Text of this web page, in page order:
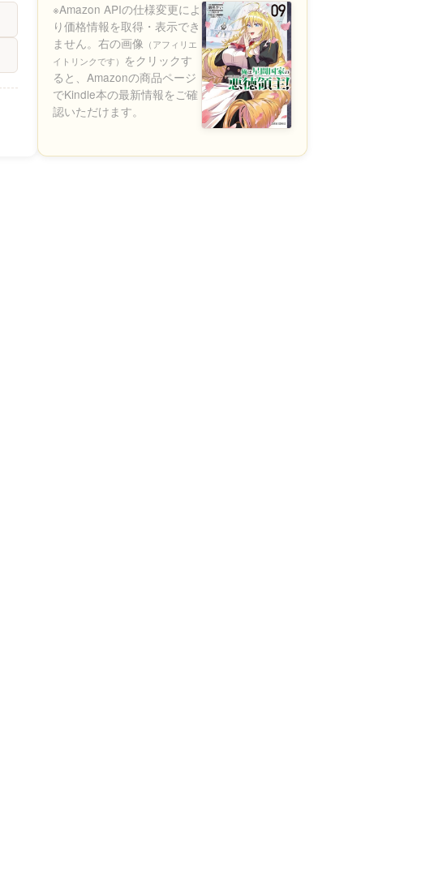
※Amazon APIの仕様変更によ
り価格情報を取得・表示でき
ません。右の画像 （アフィリエ
イトリンクです） をクリックす
ると、Amazonの商品ページ
でKindle本の最新情報をご確
認いただけます。